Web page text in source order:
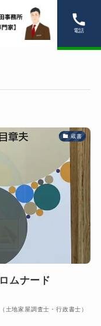
電話
蔵書
ムナード
土地家屋調査士・行政書士）